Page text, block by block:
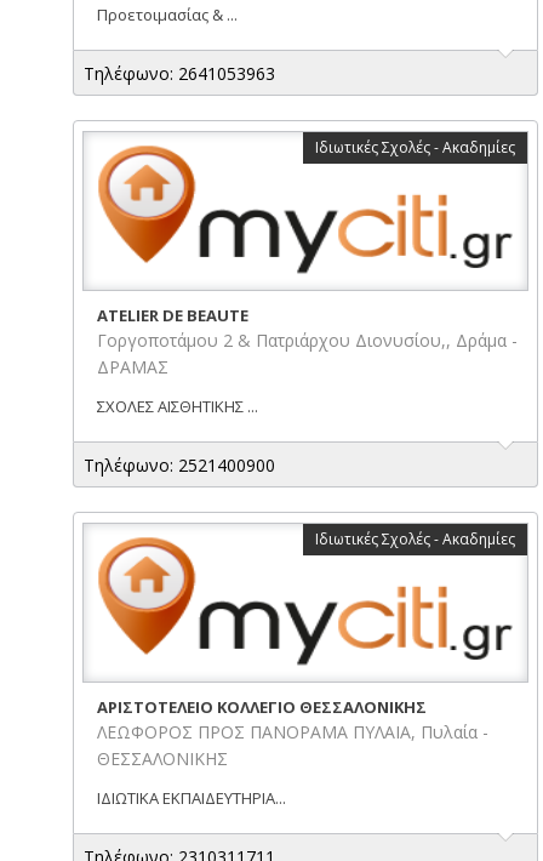
Προετοιμασίας & ...
Τηλέφωνο: 2641053963
Ιδιωτικές Σχολές - Ακαδημίες
ATELIER DE BEAUTE
Γοργοποτάμου 2 & Πατριάρχου Διονυσίου,, Δράμα -
ΔΡΑΜΑΣ
ΣΧΟΛΕΣ ΑΙΣΘΗΤΙΚΗΣ ...
Τηλέφωνο: 2521400900
Ιδιωτικές Σχολές - Ακαδημίες
AΡΙΣΤΟΤΕΛΕΙΟ ΚΟΛΛΕΓΙΟ ΘΕΣΣΑΛΟΝΙΚΗΣ
ΛΕΩΦΟΡΟΣ ΠΡΟΣ ΠΑΝΟΡΑΜΑ ΠΥΛΑΙΑ, Πυλαία -
ΘΕΣΣΑΛΟΝΙΚΗΣ
ΙΔΙΩΤΙΚΑ ΕΚΠΑΙΔΕΥΤΗΡΙΑ...
Τηλέφωνο: 2310311711